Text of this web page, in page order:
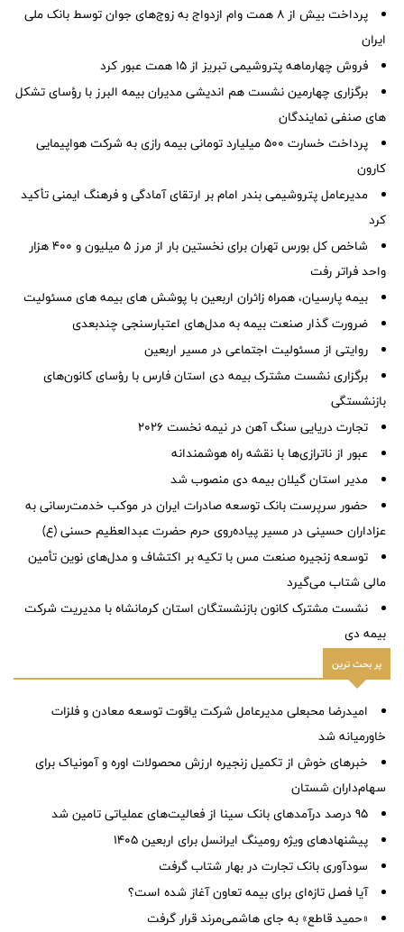
پرداخت بیش از ۸ همت وام ازدواج به زوج‌های جوان توسط بانک ملی
ایران
فروش چهارماهه پتروشیمی تبریز از ۱۵ همت عبور کرد
برگزاری چهارمین نشست هم اندیشی مدیران بیمه البرز با رؤسای تشکل
های صنفی نمایندگان
پرداخت خسارت ۵۰۰ میلیارد تومانی بیمه رازی به شرکت هواپیمایی
کارون
مدیرعامل پتروشیمی بندر امام بر ارتقای آمادگی و فرهنگ ایمنی تأکید
کرد
شاخص کل بورس تهران برای نخستین بار از مرز ۵ میلیون و ۴۰۰ هزار
واحد فراتر رفت
بیمه پارسیان، همراه زائران اربعین با پوشش های بیمه های مسئولیت
ضرورت گذار صنعت بیمه به مدل‌های اعتبارسنجی چندبعدی
روایتی از مسئولیت اجتماعی در مسیر اربعین
برگزاری نشست مشترک بیمه دی استان فارس با رؤسای کانون‌های
بازنشستگی
تجارت دریایی سنگ آهن در نیمه نخست ۲۰۲۶
عبور از ناترازی‌ها با نقشه راه هوشمندانه
مدیر استان گیلان بیمه دی منصوب شد
حضور سرپرست بانک توسعه صادرات ایران در موکب خدمت‌رسانی به
عزاداران حسینی در مسیر پیاده‌روی حرم حضرت عبدالعظیم حسنی (ع)
توسعه زنجیره صنعت مس با تکیه بر اکتشاف و مدل‌های نوین تأمین
مالی شتاب می‌گیرد
نشست مشترک کانون بازنشستگان استان کرمانشاه با مدیریت شرکت
بیمه دی
پر بحث ترین
امیدرضا محبعلی مدیرعامل شرکت یاقوت توسعه معادن و فلزات
خاورمیانه شد
خبرهای خوش از تکمیل زنجیره ارزش محصولات اوره و آمونیاک برای
سهام‌داران شستان
95 درصد درآمدهای بانک سینا از فعالیت‌های عملیاتی تامین شد
پیشنهادهای ویژه رومینگ ایرانسل برای اربعین ۱۴۰۵
سودآوری بانک تجارت در بهار شتاب گرفت
آیا فصل تازه‌ای برای بیمه تعاون آغاز شده است؟
«حمید قاطع» به جای هاشمی‌مرند قرار گرفت